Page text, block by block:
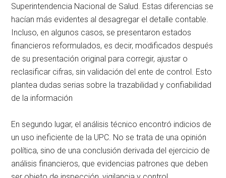
Superintendencia Nacional de Salud. Estas diferencias se
hacían más evidentes al desagregar el detalle contable.
Incluso, en algunos casos, se presentaron estados
financieros reformulados, es decir, modificados después
de su presentación original para corregir, ajustar o
reclasificar cifras, sin validación del ente de control. Esto
plantea dudas serias sobre la trazabilidad y confiabilidad
de la información
En segundo lugar, el análisis técnico encontró indicios de
un uso ineficiente de la UPC. No se trata de una opinión
política, sino de una conclusión derivada del ejercicio de
análisis financieros, que evidencias patrones que deben